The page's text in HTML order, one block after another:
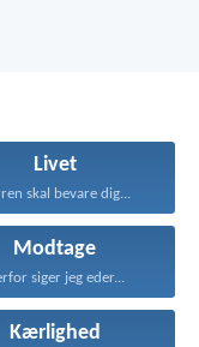
Livet
skal bevare dig...
Modtage
siger jeg eder...
Kærlighed